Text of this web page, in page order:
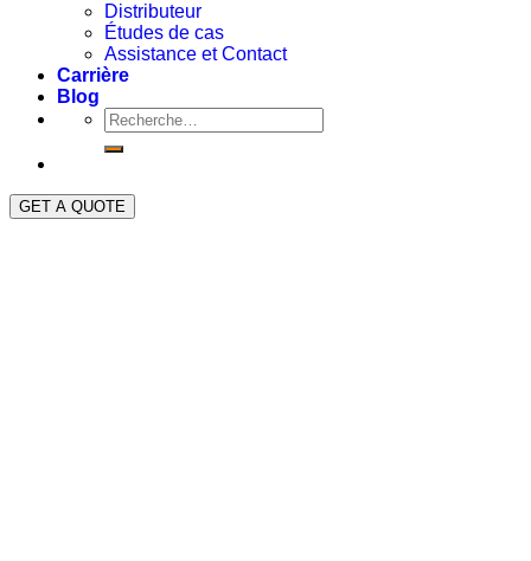
Distributeur
Études de cas
Assistance et Contact
Carrière
Blog
GET A QUOTE